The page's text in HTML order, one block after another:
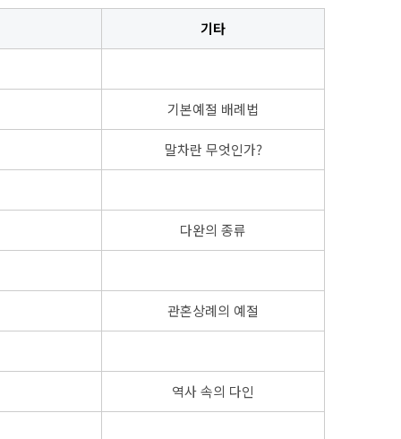
기타
기본예절 배례법
말차란 무엇인가?
다완의 종류
관혼상례의 예절
역사 속의 다인